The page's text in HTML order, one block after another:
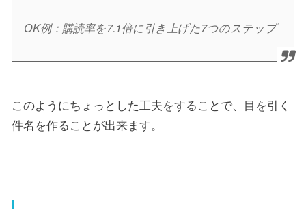
OK例：購読率を7.1倍に引き上げた7つのステップ
このようにちょっとした工夫をすることで、目を引く
件名を作ることが出来ます。